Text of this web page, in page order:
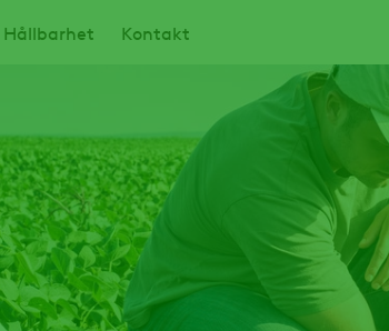
Hållbarhet Kontakt